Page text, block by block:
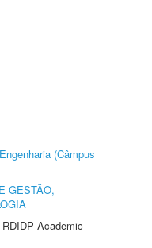
(Câmpus
GESTÃO,
Academic